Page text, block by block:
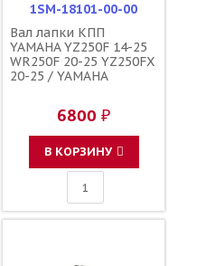
1SM-18101-00-00
Вал лапки КПП
YAMAHA YZ250F 14-25
WR250F 20-25 YZ250FX
20-25 / YAMAHA
6800 ₽
В КОРЗИНУ